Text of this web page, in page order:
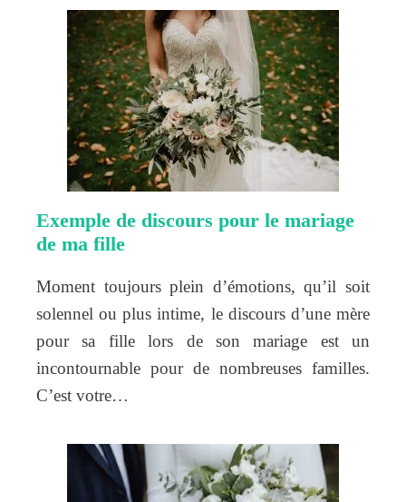
Exemple de discours pour le mariage
de ma fille
Moment toujours plein d’émotions, qu’il soit
solennel ou plus intime, le discours d’une mère
pour sa fille lors de son mariage est un
incontournable pour de nombreuses familles.
C’est votre…